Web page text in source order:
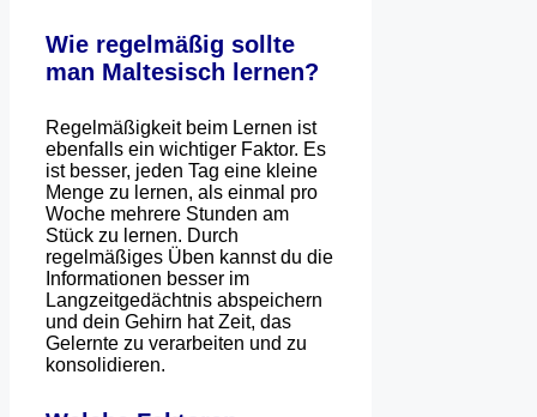
Wie regelmäßig sollte
man Maltesisch lernen?
Regelmäßigkeit beim Lernen ist
ebenfalls ein wichtiger Faktor. Es
ist besser, jeden Tag eine kleine
Menge zu lernen, als einmal pro
Woche mehrere Stunden am
Stück zu lernen. Durch
regelmäßiges Üben kannst du die
Informationen besser im
Langzeitgedächtnis abspeichern
und dein Gehirn hat Zeit, das
Gelernte zu verarbeiten und zu
konsolidieren.